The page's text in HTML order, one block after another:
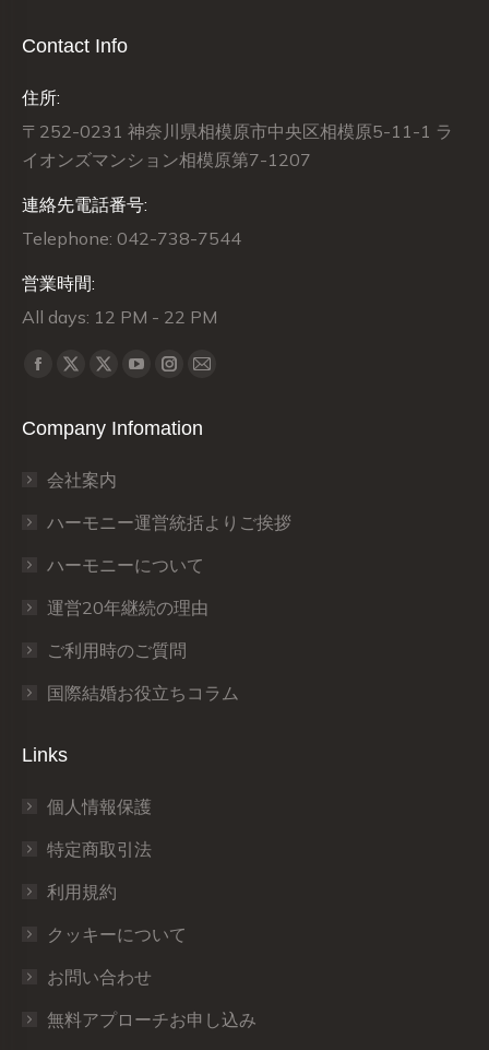
Contact Info
住所:
〒252-0231 神奈川県相模原市中央区相模原5-11-1 ラ
イオンズマンション相模原第7-1207
連絡先電話番号:
Telephone: 042-738-7544
営業時間:
All days: 12 PM - 22 PM
Find us on:
Facebook
opens
new
window
X
opens
new
window
X
opens
new
window
YouTube
opens
window
Instagram
opens
window
Mail
opens
window
Company Infomation
会社案内
ハーモニー運営統括よりご挨拶
ハーモニーについて
運営20年継続の理由
ご利用時のご質問
国際結婚お役立ちコラム
Links
個人情報保護
特定商取引法
利用規約
クッキーについて
お問い合わせ
無料アプローチお申し込み